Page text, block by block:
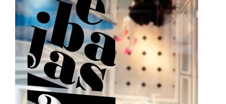
PRODUCTO
VARIANTES.